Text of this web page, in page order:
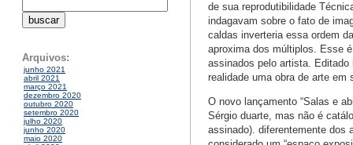
Arquivos:
junho 2021
abril 2021
março 2021
dezembro 2020
outubro 2020
setembro 2020
julho 2020
junho 2020
maio 2020
de sua reprodutibilidade
indagavam sobre o fato de
caldas inverteria essa ordem
aproxima dos múltiplos. Esse
assinados pelo artista.
realidade uma obra de arte em
O novo lançamento “Salas e
Sérgio duarte, mas não é
assinado). diferentemente dos